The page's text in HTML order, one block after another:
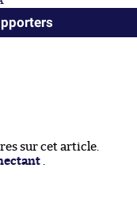
sur cet article.